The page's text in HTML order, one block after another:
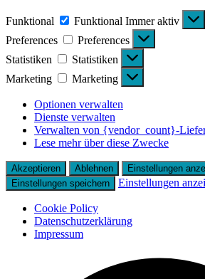
Funktional Funktional Immer aktiv
Preferences
Preferences
Statistiken
Statistiken
Marketing
Marketing
Optionen verwalten
Dienste verwalten
Verwalten von {vendor_count}-
Lese mehr über diese Zwecke
Akzeptieren Ablehnen
Einstellungen
Einstellungen speichern
Einstellungen
Cookie Policy
Datenschutzerklärung
Impressum